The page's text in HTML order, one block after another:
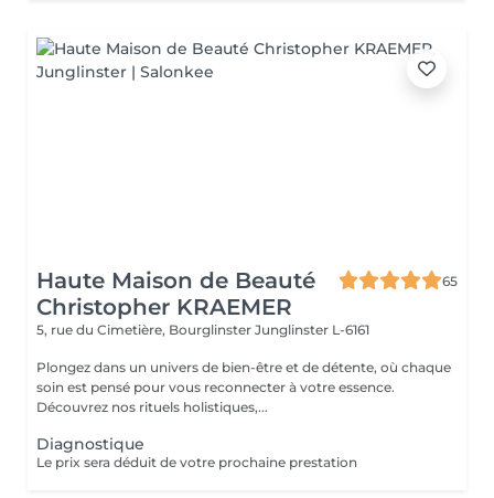
Haute Maison de Beauté
Christopher KRAEMER
65
5, rue du Cimetière, Bourglinster Junglinster L-6161
Plongez dans un univers de bien-être et de détente, où chaque
soin est pensé pour vous reconnecter à votre essence.
Découvrez nos rituels holistiques,...
Diagnostique
Le prix sera déduit de votre prochaine prestation